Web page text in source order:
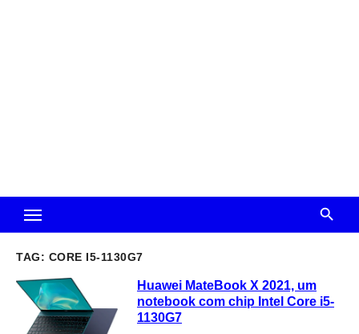
TAG: CORE I5-1130G7
Huawei MateBook X 2021, um
notebook com chip Intel Core i5-
1130G7